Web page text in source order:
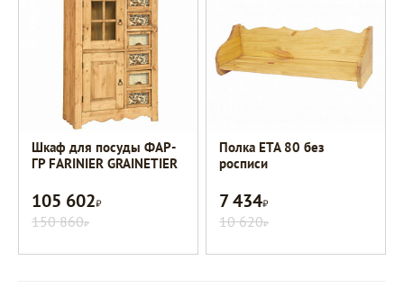
Шкаф для посуды ФАР-
ГР FARINIER GRAINETIER
105 602Р
150 860Р
Полка ETA 80 без
росписи
7 434Р
10 620Р